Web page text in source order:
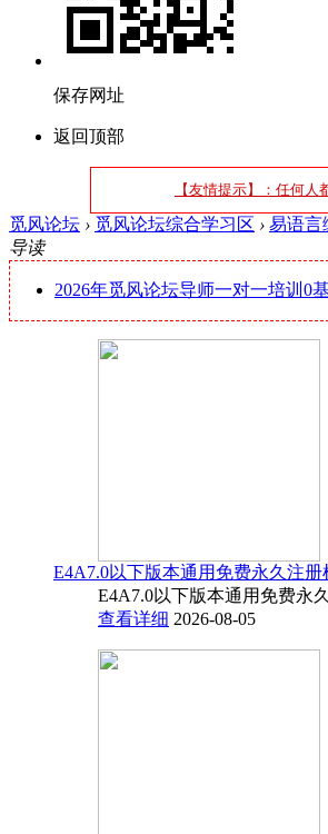
保存网址
返回顶部
【友情提示】：任何
觅风论坛 › 觅风论坛综合学习区 › 易语言
导读
2026年觅风论坛导师一对一培训0
E4A7.0以下版本通用免费永久注册
E4A7.0以下版本通用免费永
查看详细 2026-08-05